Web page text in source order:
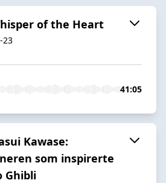
of the Heart
23
41:05
Kawase:
som inspirerte
Ghibli